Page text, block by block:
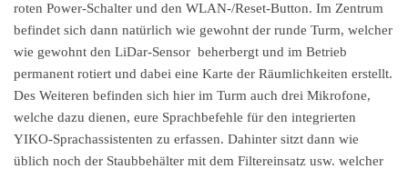
roten Power-Schalter und den WLAN-/Reset-Button. Im Zentrum
befindet sich dann natürlich wie gewohnt der runde Turm, welcher
wie gewohnt den LiDar-Sensor beherbergt und im Betrieb
permanent rotiert und dabei eine Karte der Räumlichkeiten erstellt.
Des Weiteren befinden sich hier im Turm auch drei Mikrofone,
welche dazu dienen, eure Sprachbefehle für den integrierten
YIKO-Sprachassistenten zu erfassen. Dahinter sitzt dann wie
üblich noch der Staubbehälter mit dem Filtereinsatz usw. welcher